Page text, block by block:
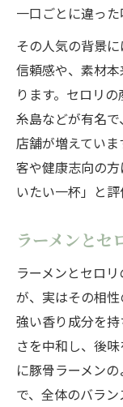
一口ごとに違った
その人気の背景
信頼感や、素材
ります。セロリ
糸島などが有名
店舗が増えてい
客や健康志向の
いたい一杯」と評
ラーメンとセ
ラーメンとセロ
が、実はその相
強い香り成分を
さを中和し、後
に豚骨ラーメン
で、全体のバラ